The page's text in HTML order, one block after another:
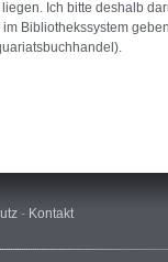
Ich bitte deshalb
Bibliothekssystem
- Kontakt